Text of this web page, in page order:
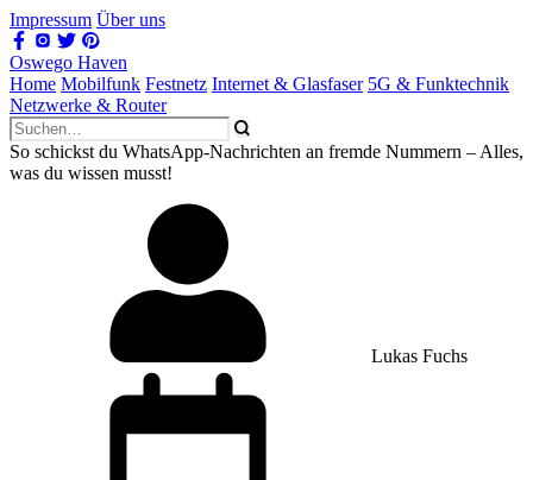
Impressum Über uns
Oswego Haven
Home Mobilfunk Festnetz Internet & Glasfaser 5G & Funktechnik
Netzwerke & Router
So schickst du WhatsApp-Nachrichten an fremde Nummern – Alles,
was du wissen musst!
Lukas Fuchs